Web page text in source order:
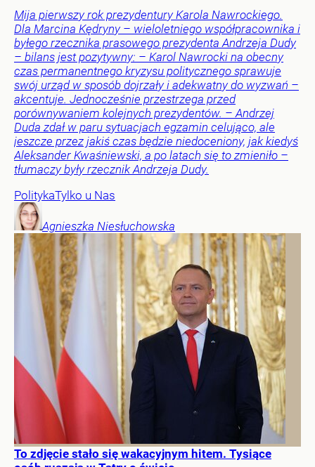
Mija pierwszy rok prezydentury Karola Nawrockiego.
Dla Marcina Kędryny – wieloletniego współpracownika i
byłego rzecznika prasowego prezydenta Andrzeja Dudy
– bilans jest pozytywny: – Karol Nawrocki na obecny
czas permanentnego kryzysu politycznego sprawuje
swój urząd w sposób dojrzały i adekwatny do wyzwań –
akcentuje. Jednocześnie przestrzega przed
porównywaniem kolejnych prezydentów. – Andrzej
Duda zdał w paru sytuacjach egzamin celująco, ale
jeszcze przez jakiś czas będzie niedoceniony, jak kiedyś
Aleksander Kwaśniewski, a po latach się to zmieniło –
tłumaczy były rzecznik Andrzeja Dudy.
PolitykaTylko u Nas
Agnieszka Niesłuchowska
To zdjęcie stało się wakacyjnym hitem. Tysiące